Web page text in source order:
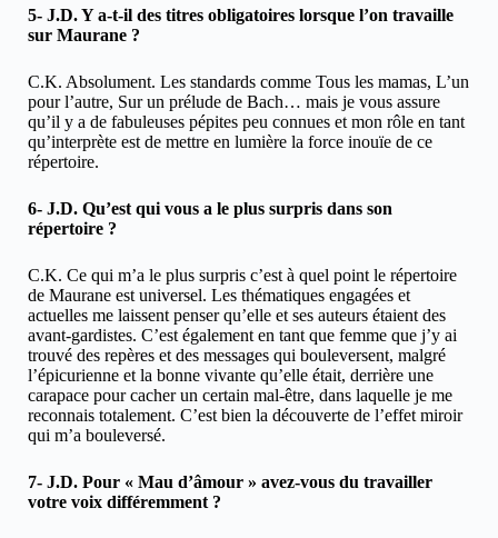
5- J.D. Y a-t-il des titres obligatoires lorsque l’on travaille
sur Maurane ?
C.K. Absolument. Les standards comme Tous les mamas, L’un
pour l’autre, Sur un prélude de Bach… mais je vous assure
qu’il y a de fabuleuses pépites peu connues et mon rôle en tant
qu’interprète est de mettre en lumière la force inouïe de ce
répertoire.
6- J.D. Qu’est qui vous a le plus surpris dans son
répertoire ?
C.K. Ce qui m’a le plus surpris c’est à quel point le répertoire
de Maurane est universel. Les thématiques engagées et
actuelles me laissent penser qu’elle et ses auteurs étaient des
avant-gardistes. C’est également en tant que femme que j’y ai
trouvé des repères et des messages qui bouleversent, malgré
l’épicurienne et la bonne vivante qu’elle était, derrière une
carapace pour cacher un certain mal-être, dans laquelle je me
reconnais totalement. C’est bien la découverte de l’effet miroir
qui m’a bouleversé.
7- J.D. Pour « Mau d’âmour » avez-vous du travailler
votre voix différemment ?